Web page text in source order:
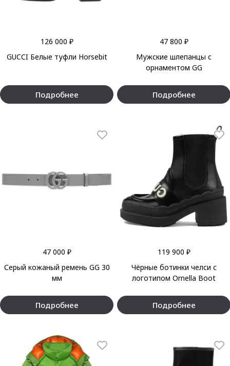
126 000 ₽
GUCCI Белые туфли Horsebit
Подробнее
47 800 ₽
Мужские шлепанцы с
орнаментом GG
Подробнее
47 000 ₽
Серый кожаный ремень GG 30
мм
Подробнее
119 900 ₽
Чёрные ботинки челси с
логотипом Ornella Boot
Подробнее